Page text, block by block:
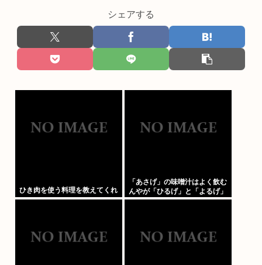
シェアする
ひき肉を使う料理を教えてくれ
「あさげ」の味噌汁はよく飲む
んやが「ひるげ」と「よるげ」
は飲んだことない